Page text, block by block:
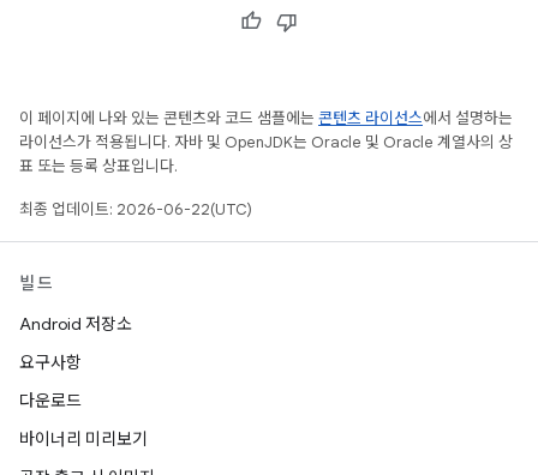
이 페이지에 나와 있는 콘텐츠와 코드 샘플에는 콘텐츠 라이선스에서 설명하는
라이선스가 적용됩니다. 자바 및 OpenJDK는 Oracle 및 Oracle 계열사의 상
표 또는 등록 상표입니다.
최종 업데이트: 2026-06-22(UTC)
빌드
Android 저장소
요구사항
다운로드
바이너리 미리보기